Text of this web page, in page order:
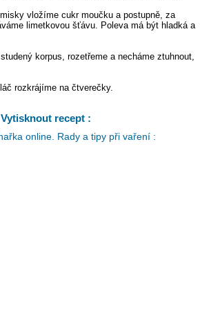
vložíme cukr moučku a postupně, za
limetkovou šťávu. Poleva má být hladká a
korpus, rozetřeme a necháme ztuhnout,
rozkrájíme na čtverečky.
Vytisknout recept :
online. Rady a tipy při vaření :